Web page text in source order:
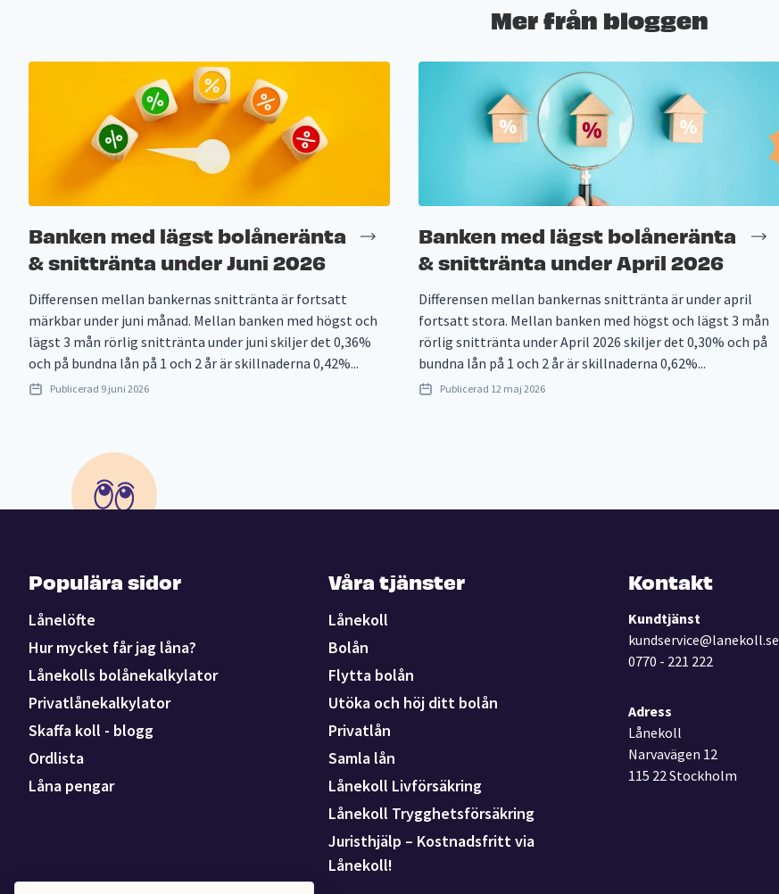
Mer från bloggen
Banken med lägst bolåneränta
& snittränta under Juni 2026
Differensen mellan bankernas snittränta är fortsatt
märkbar under juni månad. Mellan banken med högst och
lägst 3 mån rörlig snittränta under juni skiljer det 0,36%
och på bundna lån på 1 och 2 år är skillnaderna 0,42%...
Publicerad 9 juni 2026
Banken med lägst bolåneränta
& snittränta under April 2026
Differensen mellan bankernas snittränta är under april
fortsatt stora. Mellan banken med högst och lägst 3 mån
rörlig snittränta under April 2026 skiljer det 0,30% och på
bundna lån på 1 och 2 år är skillnaderna 0,62%...
Publicerad 12 maj 2026
Populära sidor
Lånelöfte
Hur mycket får jag låna?
Lånekolls bolånekalkylator
Privatlånekalkylator
Skaffa koll - blogg
Ordlista
Låna pengar
Våra tjänster
Lånekoll
Bolån
Flytta bolån
Utöka och höj ditt bolån
Privatlån
Samla lån
Lånekoll Livförsäkring
Lånekoll Trygghetsförsäkring
Juristhjälp – Kostnadsfritt via
Lånekoll!
Kontakt
Kundtjänst
kundservice@lanekoll.se
0770 - 221 222
Adress
Lånekoll
Narvavägen 12
115 22 Stockholm